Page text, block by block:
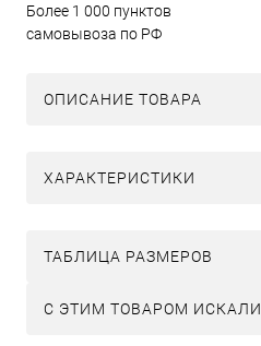
Более 1 000 пунктов
самовывоза по РФ
ОПИСАНИЕ ТОВАРА
ХАРАКТЕРИСТИКИ
ТАБЛИЦА РАЗМЕРОВ
C ЭТИМ ТОВАРОМ ИСКАЛИ